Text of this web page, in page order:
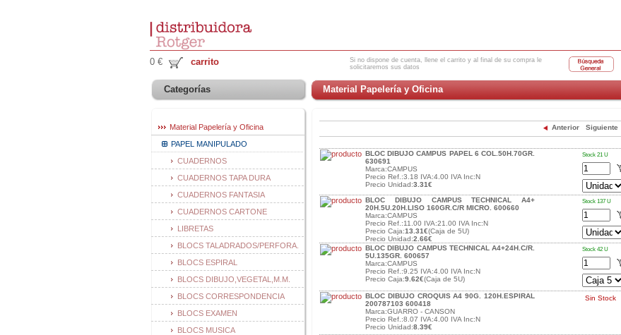
0 € carrito
Si no dispone de cuenta, llene el carrito y al final de su compra le
solicitaremos sus datos
Categorías
Material Papelería y Oficina
PAPEL MANIPULADO
CUADERNOS
CUADERNOS TAPA DURA
CUADERNOS FANTASIA
CUADERNOS CARTONE
LIBRETAS
BLOCS TALADRADOS/PERFORA.
BLOCS ESPIRAL
BLOCS DIBUJO,VEGETAL,M.M.
BLOCS CORRESPONDENCIA
BLOCS EXAMEN
BLOCS MUSICA
Material Papelería y Oficina
Anterior Siguiente
BLOC DIBUJO CAMPUS PAPEL 6 COL.50H.70GR.
630691
Marca:CAMPUS
Precio Ref.:3.18 IVA:4.00 IVA Inc:N
Precio Unidad:3.31€
Stock 21 U
BLOC DIBUJO CAMPUS TECHNICAL A4+
20H.5U.20H.LISO 160GR.C/R MICRO. 600660
Marca:CAMPUS
Precio Ref.:11.00 IVA:21.00 IVA Inc:N
Precio Caja:13.31€(Caja de 5U)
Precio Unidad:2.66€
Stock 137 U
BLOC DIBUJO CAMPUS TECHNICAL A4+24H.C/R.
5U.135GR. 600657
Marca:CAMPUS
Precio Ref.:9.25 IVA:4.00 IVA Inc:N
Precio Caja:9.62€(Caja de 5U)
Stock 42 U
BLOC DIBUJO CROQUIS A4 90G. 120H.ESPIRAL
200787103 600418
Marca:GUARRO - CANSON
Precio Ref.:8.07 IVA:4.00 IVA Inc:N
Precio Unidad:8.39€
Sin Stock